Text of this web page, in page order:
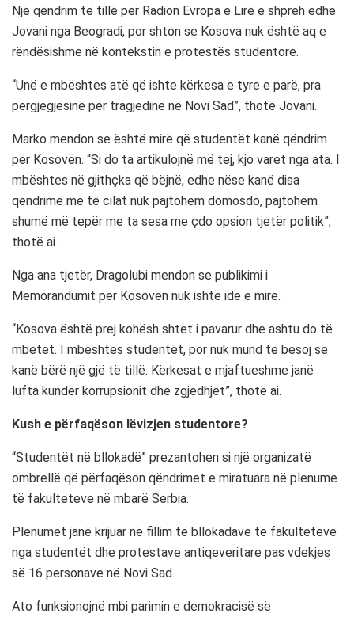
Një qëndrim të tillë për Radion Evropa e Lirë e shpreh edhe
Jovani nga Beogradi, por shton se Kosova nuk është aq e
rëndësishme në kontekstin e protestës studentore.
“Unë e mbështes atë që ishte kërkesa e tyre e parë, pra
përgjegjësinë për tragjedinë në Novi Sad”, thotë Jovani.
Marko mendon se është mirë që studentët kanë qëndrim
për Kosovën. “Si do ta artikulojnë më tej, kjo varet nga ata. I
mbështes në gjithçka që bëjnë, edhe nëse kanë disa
qëndrime me të cilat nuk pajtohem domosdo, pajtohem
shumë më tepër me ta sesa me çdo opsion tjetër politik”,
thotë ai.
Nga ana tjetër, Dragolubi mendon se publikimi i
Memorandumit për Kosovën nuk ishte ide e mirë.
“Kosova është prej kohësh shtet i pavarur dhe ashtu do të
mbetet. I mbështes studentët, por nuk mund të besoj se
kanë bërë një gjë të tillë. Kërkesat e mjaftueshme janë
lufta kundër korrupsionit dhe zgjedhjet”, thotë ai.
Kush e përfaqëson lëvizjen studentore?
“Studentët në bllokadë” prezantohen si një organizatë
ombrellë që përfaqëson qëndrimet e miratuara në plenume
të fakulteteve në mbarë Serbia.
Plenumet janë krijuar në fillim të bllokadave të fakulteteve
nga studentët dhe protestave antiqeveritare pas vdekjes
së 16 personave në Novi Sad.
Ato funksionojnë mbi parimin e demokracisë së